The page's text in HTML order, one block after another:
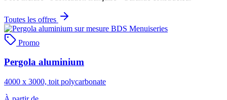
Toutes les offres
Promo
Pergola aluminium
4000 x 3000, toit polycarbonate